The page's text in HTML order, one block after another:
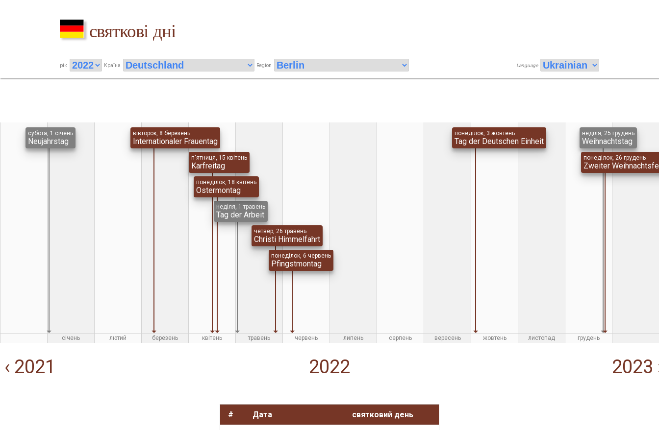
святкові дні
рік Країна Region Language
субота, 1 січень
Neujahrstag
вівторок, 8 березень
Internationaler Frauentag
п'ятниця, 15 квітень
Karfreitag
понеділок, 18 квітень
Ostermontag
неділя, 1 травень
Tag der Arbeit
четвер, 26 травень
Christi Himmelfahrt
понеділок, 6 червень
Pfingstmontag
понеділок, 3 жовтень
Tag der Deutschen Einheit
неділя, 25 грудень
Weihnachtstag
понеділок, 26 грудень
Zweiter
січень лютий березень квітень травень червень липень серпень вересень жовтень листопад грудень
‹ 2021 2022 2023
# Дата святковий день